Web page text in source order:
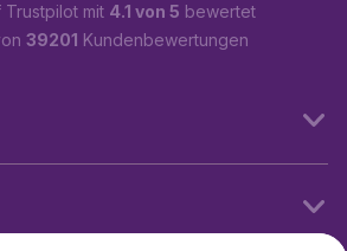
mit 4.1 von 5 bewertet
39201 Kundenbewertungen